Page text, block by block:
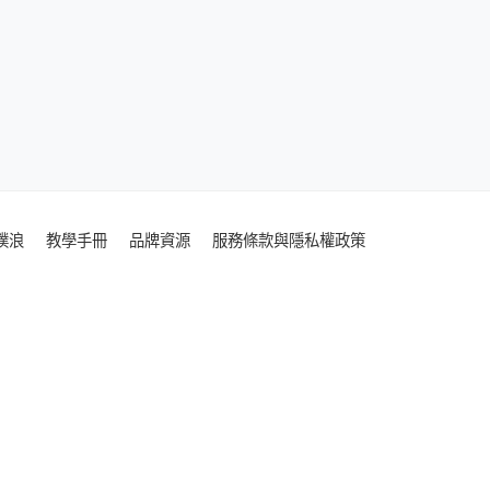
浪 教學手冊 品牌資源 服務條款與隱私權政策